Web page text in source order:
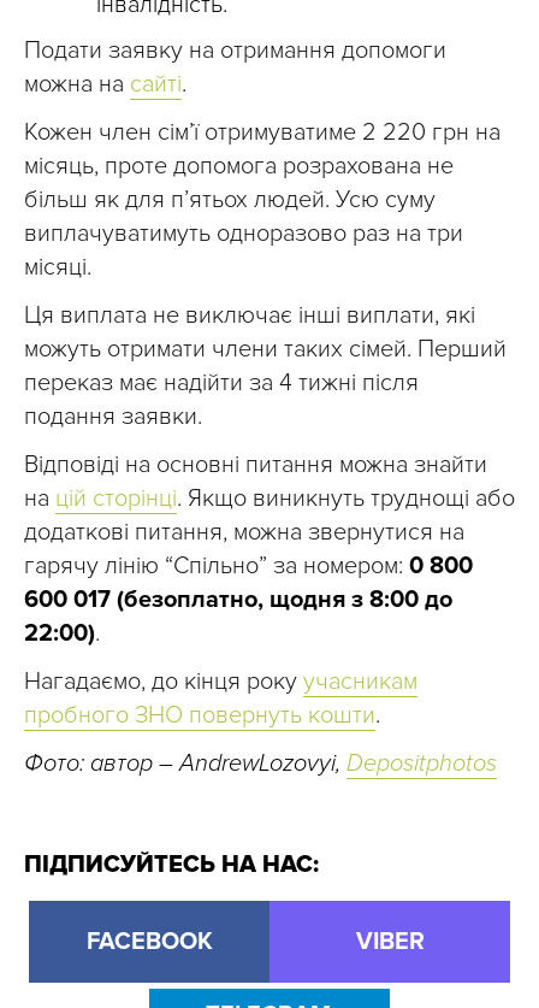
Подати заявку на отримання допомоги
можна на сайті.
Кожен член сімʼї отримуватиме 2 220 грн на
місяць, проте допомога розрахована не
більш як для п’ятьох людей. Усю суму
виплачуватимуть одноразово раз на три
місяці.
Ця виплата не виключає інші виплати, які
можуть отримати члени таких сімей. Перший
переказ має надійти за 4 тижні після
подання заявки.
Відповіді на основні питання можна знайти
на цій сторінці. Якщо виникнуть труднощі або
додаткові питання, можна звернутися на
гарячу лінію “Спільно” за номером: 0 800
600 017 (безоплатно, щодня з 8:00 до
22:00).
Нагадаємо, до кінця року учасникам
пробного ЗНО повернуть кошти.
Фото: автор – AndrewLozovyi, Depositphotos
ПІДПИСУЙТЕСЬ НА НАС:
FACEBOOK VIBER